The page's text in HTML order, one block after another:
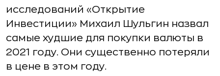
исследований «Открытие
Инвестиции» Михаил Шульгин назвал
самые худшие для покупки валюты в
2021 году. Они существенно потеряли
в цене в этом году.